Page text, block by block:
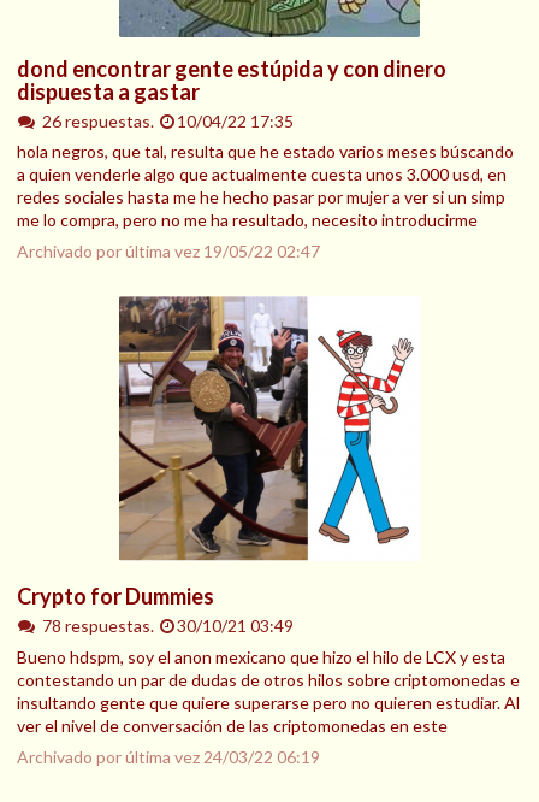
dond encontrar gente estúpida y con dinero
dispuesta a gastar
26 respuestas.
10/04/22 17:35
hola negros, que tal, resulta que he estado varios meses búscando
a quien venderle algo que actualmente cuesta unos 3.000 usd, en
redes sociales hasta me he hecho pasar por mujer a ver si un simp
me lo compra, pero no me ha resultado, necesito introducirme
Archivado por última vez 19/05/22 02:47
Crypto for Dummies
78 respuestas.
30/10/21 03:49
Bueno hdspm, soy el anon mexicano que hizo el hilo de LCX y esta
contestando un par de dudas de otros hilos sobre criptomonedas e
insultando gente que quiere superarse pero no quieren estudiar. Al
ver el nivel de conversación de las criptomonedas en este
Archivado por última vez 24/03/22 06:19